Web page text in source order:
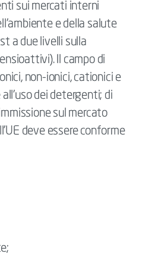
sui mercati interni
e della salute
a due livelli sulla
Il campo di
non-ionici, cationici e
dei detergenti; di
sul mercato
deve essere conforme